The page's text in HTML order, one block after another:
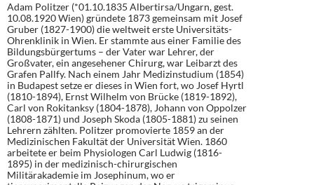
Adam Politzer (*01.10.1835 Albertirsa/Ungarn, gest.
10.08.1920 Wien) gründete 1873 gemeinsam mit Josef
Gruber (1827-1900) die weltweit erste Universitäts-
Ohrenklinik in Wien. Er stammte aus einer Familie des
Bildungsbürgertums – der Vater war Lehrer, der
Großvater, ein angesehener Chirurg, war Leibarzt des
Grafen Pallfy. Nach einem Jahr Medizinstudium (1854)
in Budapest setze er dieses in Wien fort, wo Josef Hyrtl
(1810-1894), Ernst Wilhelm von Brücke (1819-1892),
Carl von Rokitanksy (1804-1878), Johann von Oppolzer
(1808-1871) und Joseph Skoda (1805-1881) zu seinen
Lehrern zählten. Politzer promovierte 1859 an der
Medizinischen Fakultät der Universität Wien. 1860
arbeitete er beim Physiologen Carl Ludwig (1816-
1895) in der medizinisch-chirurgischen
Militärakademie im Josephinum, wo er